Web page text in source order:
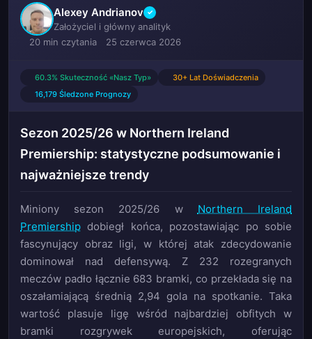
Alexey Andrianov ✓
Założyciel i główny analityk
20 min czytania
25 czerwca 2026
60.3% Skuteczność «Nasz Typ»
30+ Lat Doświadczenia
16,179 Śledzone Prognozy
Sezon 2025/26 w Northern Ireland
Premiership: statystyczne podsumowanie i
najważniejsze trendy
Miniony sezon 2025/26 w Northern Ireland
Premiership dobiegł końca, pozostawiając po sobie
fascynujący obraz ligi, w której atak zdecydowanie
dominował nad defensywą. Z 232 rozegranych
meczów padło łącznie 683 bramki, co przekłada się na
oszałamiającą średnią 2,94 gola na spotkanie. Taka
wartość plasuje ligę wśród najbardziej obfitych w
bramki rozgrywek europejskich, oferując